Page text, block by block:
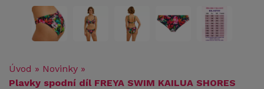
Úvod » Novinky »
Plavky spodní díl FREYA SWIM KAILUA SHORES